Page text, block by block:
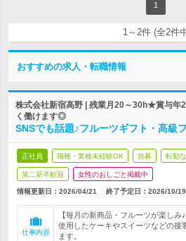
1
1～2件 (全2件
おすすめの求人・転職情報
株式会社新宿高野 | 残業月20～30h★賞与年
く働けます◎
SNSでも話題♪フルーツギフト・高級
正社員 職種・業種未経験OK 急募 転勤
第二新卒歓迎 女性のおしごと掲載中
情報更新日：2026/04/21 終了予定日： 2026/10/19
仕事内容
【毎月の新商品・フルーツが楽し
使用したケーキやスイーツなどの接
ます。